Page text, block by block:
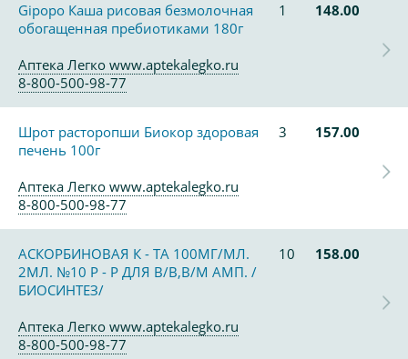
Gipopo Каша рисовая безмолочная
обогащенная пребиотиками 180г
1 148.00
Аптека Легко www.aptekalegko.ru
8-800-500-98-77
Шрот расторопши Биокор здоровая
печень 100г
3 157.00
Аптека Легко www.aptekalegko.ru
8-800-500-98-77
АСКОРБИНОВАЯ К - ТА 100МГ/МЛ.
2МЛ. №10 Р - Р ДЛЯ В/В,В/М АМП. /
БИОСИНТЕЗ/
10 158.00
Аптека Легко www.aptekalegko.ru
8-800-500-98-77